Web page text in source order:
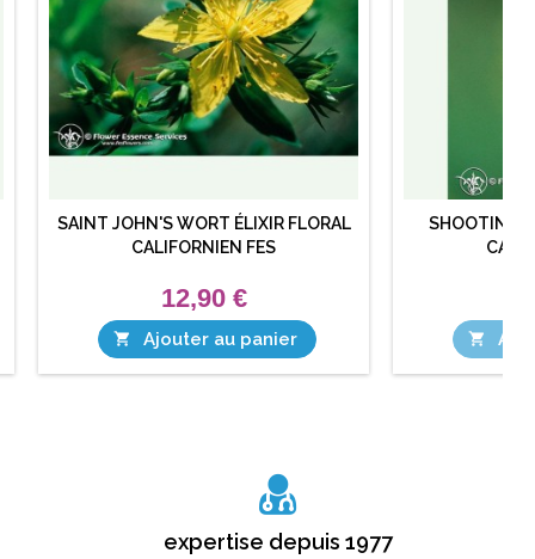
SAINT JOHN'S WORT ÉLIXIR FLORAL
CALIFORNIEN FES
12,90 €
 Ajouter au panier
SHOOTING

expertise depuis 1977